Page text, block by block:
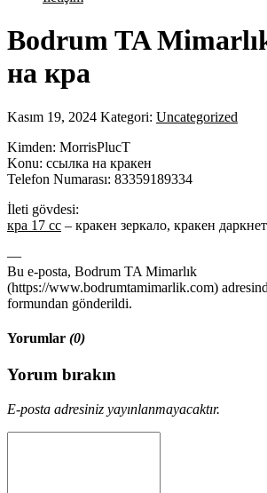
Bodrum TA
на кра
Kasım 19, 2024 Kategori: Uncategorized
Kimden: MorrisPlucT
Konu: ссылка на кракен
Telefon Numarası: 83359189334
İleti gövdesi:
кра 17 сс – кракен зеркало, кракен даркнет
—
Bu e-posta, Bodrum TA Mimarlık
(https://www.bodrumtamimarlik.com)
formundan gönderildi.
Yorumlar (0)
Yorum bırakın
E-posta adresiniz yayınlanmayacaktır.